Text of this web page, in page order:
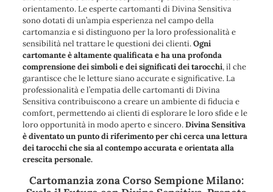
orientamento. Le esperte cartomanti di Divina Sensitiva
sono dotati di un’ampia esperienza nel campo della
cartomanzia e si distinguono per la loro professionalità e
sensibilità nel trattare le questioni dei clienti.Ogni
cartomante è altamente qualificata e ha una profonda
comprensione dei simboli e dei significati dei tarocchi, il che
garantisce che le letture siano accurate e significative. La
professionalità e l’empatia delle cartomanti di Divina
Sensitiva contribuiscono a creare un ambiente di fiducia e
comfort, permettendo ai clienti di esplorare le loro sfide e le
loro opportunità in modo aperto e sincero.Divina Sensitiva
è diventato un punto di riferimento per chi cerca una lettura
dei tarocchi che sia al contempo accurata e orientata alla
crescita personale.
Cartomanzia zona Corso Sempione Milano: